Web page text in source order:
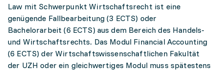
Law mit Schwerpunkt Wirtschaftsrecht ist eine
genügende Fallbearbeitung (3 ECTS) oder
Bachelorarbeit (6 ECTS) aus dem Bereich des Handels-
und Wirtschaftsrechts. Das Modul Financial Accounting
(6 ECTS) der Wirtschaftswissenschaftlichen Fakultät
der UZH oder ein gleichwertiges Modul muss spätestens